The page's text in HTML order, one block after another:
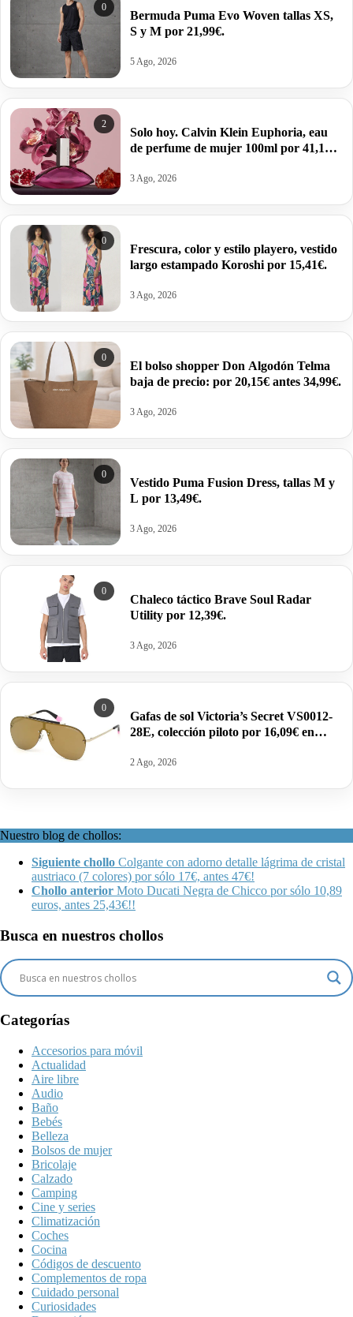
0
Bermuda Puma Evo Woven tallas XS,
S y M por 21,99€.
5 Ago, 2026
2
Solo hoy. Calvin Klein Euphoria, eau
de perfume de mujer 100ml por 41,12€
3 Ago, 2026
0
Frescura, color y estilo playero, vestido
largo estampado Koroshi por 15,41€.
3 Ago, 2026
0
El bolso shopper Don Algodón Telma
baja de precio: por 20,15€ antes 34,99€.
3 Ago, 2026
0
Vestido Puma Fusion Dress, tallas M y
L por 13,49€.
3 Ago, 2026
0
Chaleco táctico Brave Soul Radar
Utility por 12,39€.
3 Ago, 2026
0
Gafas de sol Victoria’s Secret VS0012-
28E, colección piloto por 16,09€ en
2 Ago, 2026
Nuestro blog de chollos:
Siguiente chollo Colgante con adorno detalle lágrima de cristal
austriaco (7 colores) por sólo 17€, antes 47€!
Chollo anterior Moto Ducati Negra de Chicco por sólo 10,89
euros, antes 25,43€!!
Busca en nuestros chollos
Categorías
Accesorios para móvil
Actualidad
Aire libre
Audio
Baño
Bebés
Belleza
Bolsos de mujer
Bricolaje
Calzado
Camping
Cine y series
Climatización
Coches
Cocina
Códigos de descuento
Complementos de ropa
Cuidado personal
Curiosidades